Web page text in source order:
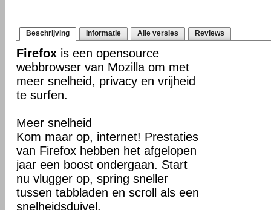
Beschrijving Informatie Alle versies Reviews
Firefox is een opensource
webbrowser van Mozilla om met
meer snelheid, privacy en vrijheid
te surfen.
Meer snelheid
Kom maar op, internet! Prestaties
van Firefox hebben het afgelopen
jaar een boost ondergaan. Start
nu vlugger op, spring sneller
tussen tabbladen en scroll als een
snelheidsduivel.